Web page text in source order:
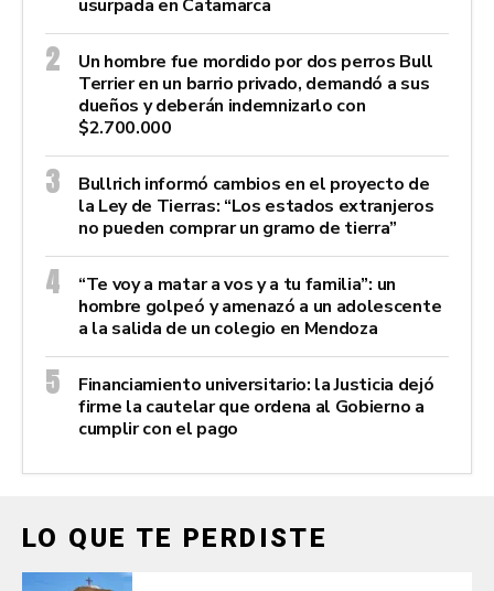
usurpada en Catamarca
Un hombre fue mordido por dos perros Bull
Terrier en un barrio privado, demandó a sus
dueños y deberán indemnizarlo con
$2.700.000
Bullrich informó cambios en el proyecto de
la Ley de Tierras: “Los estados extranjeros
no pueden comprar un gramo de tierra”
“Te voy a matar a vos y a tu familia”: un
hombre golpeó y amenazó a un adolescente
a la salida de un colegio en Mendoza
Financiamiento universitario: la Justicia dejó
firme la cautelar que ordena al Gobierno a
cumplir con el pago
LO QUE TE PERDISTE